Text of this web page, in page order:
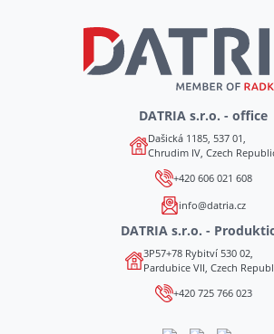
DATRIA s.r.o. - office
Dašická 1185, 537 01,
Chrudim IV, Czech
+420 606 021 608
info@datria.cz
DATRIA s.r.o. -
3P57+78 Rybitví 530 02,
Pardubice VII, Czech
+420 725 766 023